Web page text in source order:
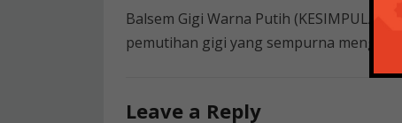
Balsem Gigi Warna Putih
pemutihan gigi yang sempurna
Leave a Reply